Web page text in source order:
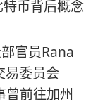
币背后概念
官员Rana
易委员会
曾前往加州